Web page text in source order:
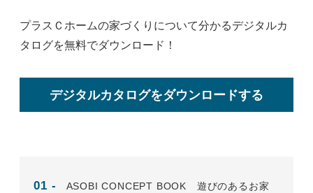
プラスＣホームの家づくりについて分かるデジタルカ
タログを無料でダウンロード！
デジタルカタログをダウンロードする
ASOBI CONCEPT BOOK 遊びのあるお家